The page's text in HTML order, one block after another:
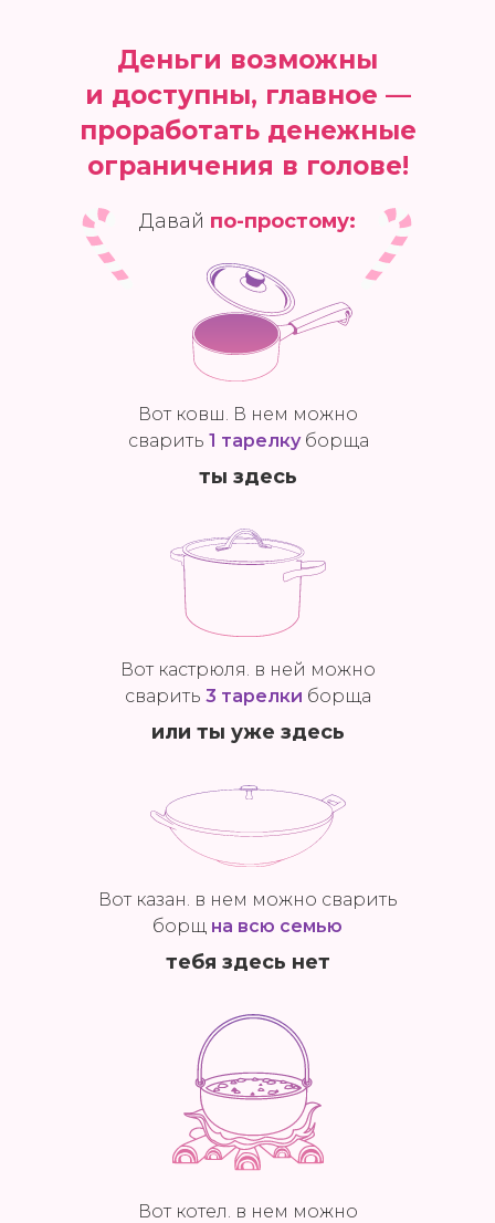
Вот котел. в нем можно
Деньги возможны
и доступны, главное —
проработать денежные
ограничения в голове!
Вот ковш. В нем можно
сварить 1 тарелку борща
ты здесь
Вот кастрюля. в ней можно
сварить 3 тарелки борща
Вот казан. в нем можно сварить
борщ на всю семью
или ты уже здесь
тебя здесь нет
Давай по-простому: